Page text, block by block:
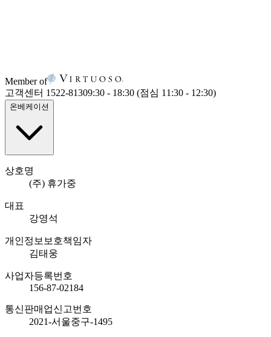
Member of
고객센터 1522-81309:30 - 18:30 (점심 11:30 - 12:30)
온베케이션
상호명
(주) 휴가중
대표
강영석
개인정보보호책임자
김태웅
사업자등록번호
156-87-02184
통신판매업신고번호
2021-서울중구-1495